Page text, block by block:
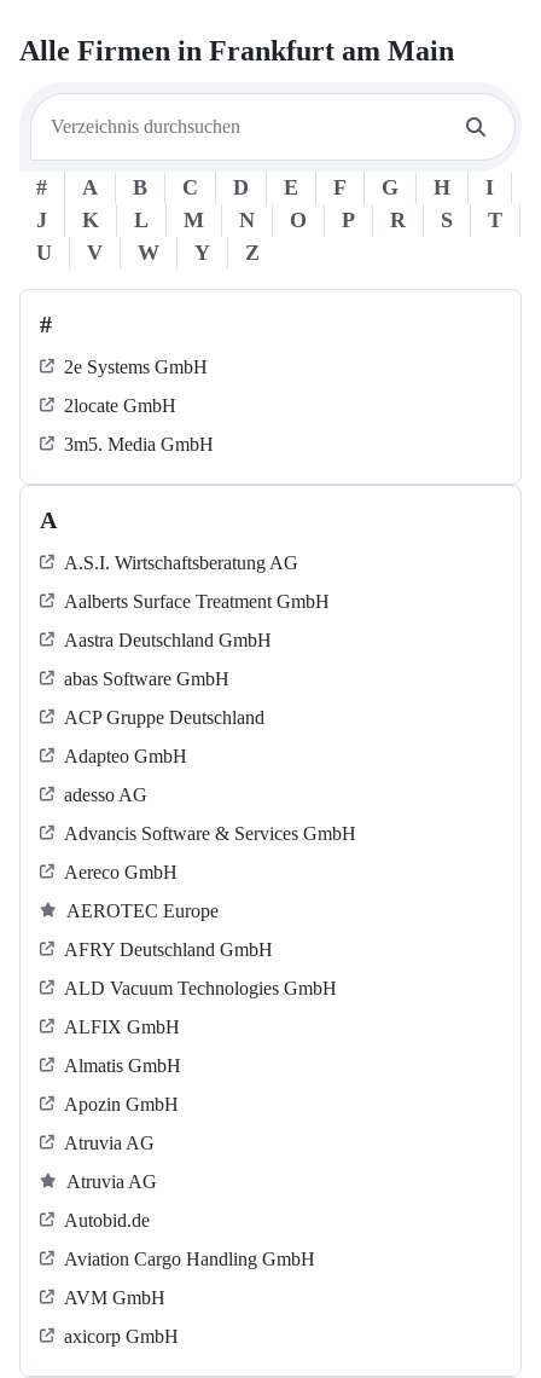
Alle Firmen in Frankfurt am Main
# A B C D E F G H
I
J
K L M N O P R S
T
U
V W Y Z
#
2e Systems GmbH
2locate GmbH
3m5. Media GmbH
A
A.S.I. Wirtschaftsberatung AG
Aalberts Surface Treatment GmbH
Aastra Deutschland GmbH
abas Software GmbH
ACP Gruppe Deutschland
Adapteo GmbH
adesso AG
Advancis Software & Services GmbH
Aereco GmbH
AEROTEC Europe
AFRY Deutschland GmbH
ALD Vacuum Technologies GmbH
ALFIX GmbH
Almatis GmbH
Apozin GmbH
Atruvia AG
Atruvia AG
Autobid.de
Aviation Cargo Handling GmbH
AVM GmbH
axicorp GmbH